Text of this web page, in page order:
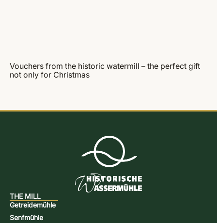
Vouchers from the historic watermill – the perfect gift
not only for Christmas
THE MILL
Getreidemühle
Senfmühle